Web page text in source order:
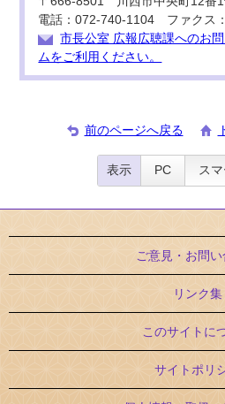
電話：072-740-1104 ファクス
市長公室 広報広聴課へのお
ムをご利用ください。
前のページへ戻る
表示 PC ス
ご意見・お問
リンク集
このサイトに
サイトポリ